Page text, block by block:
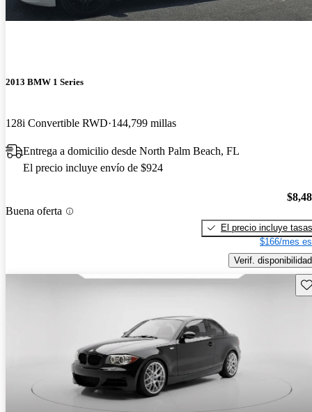
2013 BMW 1 Series
128i Convertible RWD 144,799 millas
Entrega a domicilio desde North Palm Beach, FL
El precio incluye envío de $924
Buena oferta
El precio incluye tasas
$166/mes
Verif. disponibilidad